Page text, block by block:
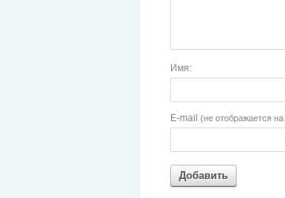
Имя:
E-mail (не отображается на
Добавить